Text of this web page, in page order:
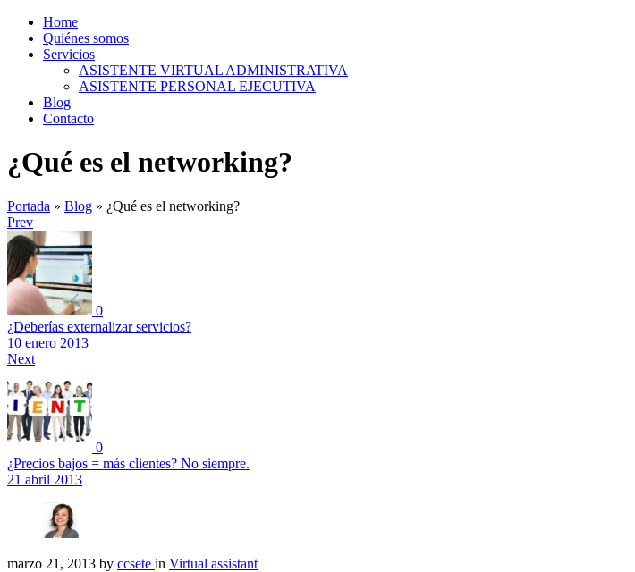
Home
Quiénes somos
Servicios
ASISTENTE VIRTUAL ADMINISTRATIVA
ASISTENTE PERSONAL EJECUTIVA
Blog
Contacto
¿Qué es el networking?
Portada » Blog » ¿Qué es el networking?
Prev
0
¿Deberías externalizar servicios?
10 enero 2013
Next
0
¿Precios bajos = más clientes? No siempre.
21 abril 2013
marzo 21, 2013 by ccsete in Virtual assistant